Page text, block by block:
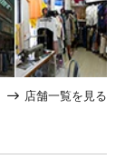
店舗一覧を見る